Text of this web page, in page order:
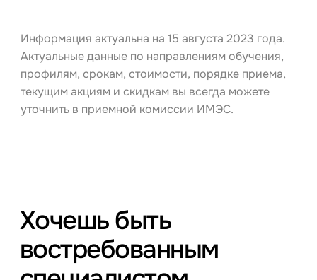
Информация актуальна на 15 августа 2023 года.
Актуальные данные по направлениям обучения,
профилям, срокам, стоимости, порядке приема,
текущим акциям и скидкам вы всегда можете
уточнить в приемной комиссии ИМЭС.
Хочешь быть
востребованным